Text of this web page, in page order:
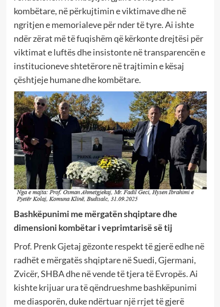
kombëtare, në përkujtimin e viktimave dhe në
ngritjen e memorialeve për nder të tyre. Ai ishte
ndër zërat më të fuqishëm që kërkonte drejtësi për
viktimat e luftës dhe insistonte në transparencën e
institucioneve shtetërore në trajtimin e kësaj
çështjeje humane dhe kombëtare.
Bashkëpunimi me mërgatën shqiptare dhe
dimensioni kombëtar i veprimtarisë së tij
Prof. Prenk Gjetaj gëzonte respekt të gjerë edhe në
radhët e mërgatës shqiptare në Suedi, Gjermani,
Zvicër, SHBA dhe në vende të tjera të Evropës. Ai
kishte krijuar ura të qëndrueshme bashkëpunimi
me diasporën, duke ndërtuar një rrjet të gjerë